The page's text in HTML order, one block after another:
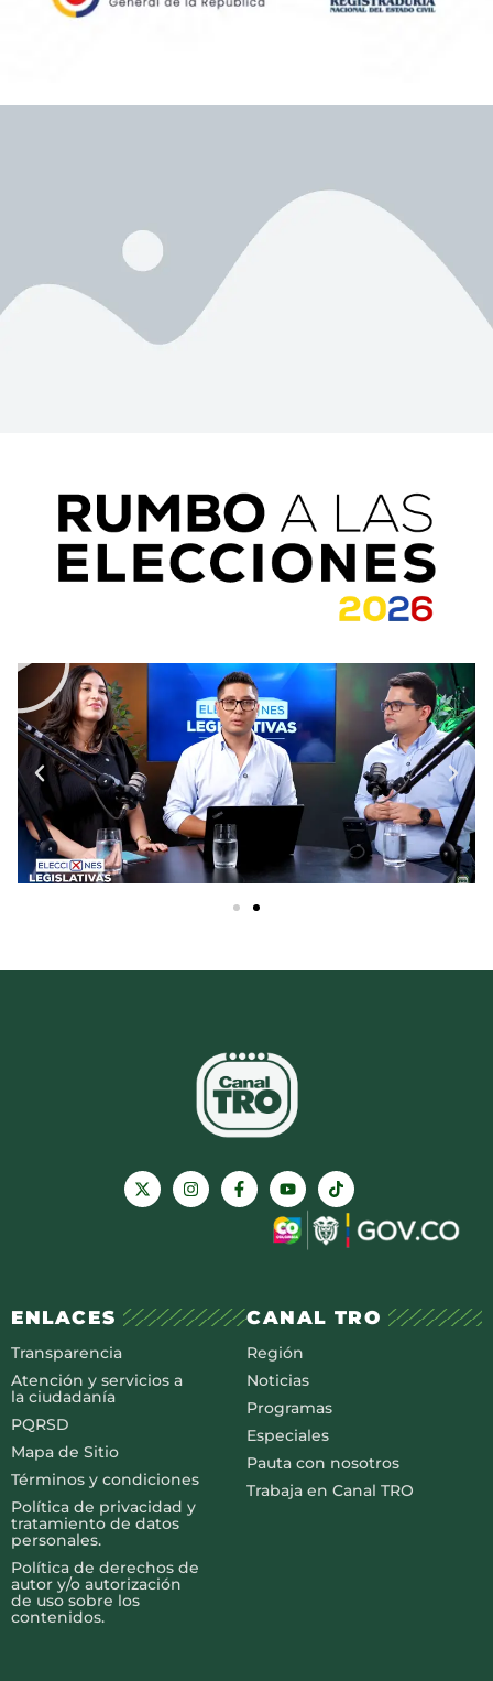
ENLACES
Transparencia
Atención y servicios a
la ciudadanía
PQRSD
Mapa de Sitio
Términos y condiciones
Política de privacidad y
tratamiento de datos
personales.
Política de derechos de
autor y/o autorización
de uso sobre los
contenidos.
CANAL TRO
Región
Noticias
Programas
Especiales
Pauta con nosotros
Trabaja en Canal TRO